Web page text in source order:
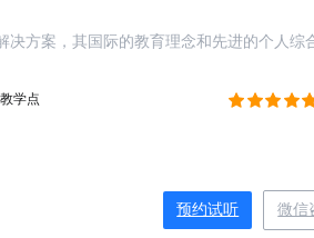
方案，其国际的教育理念和先进的个人综
学点
预约试听 微信